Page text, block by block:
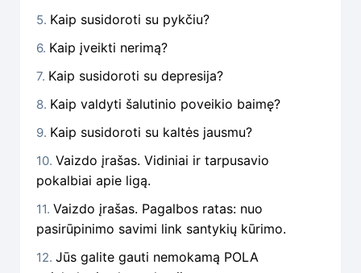
Kaip susidoroti su pykčiu?
Kaip įveikti nerimą?
Kaip susidoroti su depresija?
Kaip valdyti šalutinio poveikio baimę?
Kaip susidoroti su kaltės jausmu?
Vaizdo įrašas. Vidiniai ir tarpusavio
pokalbiai apie ligą.
Vaizdo įrašas. Pagalbos ratas: nuo
pasirūpinimo savimi link santykių kūrimo.
Jūs galite gauti nemokamą POLA